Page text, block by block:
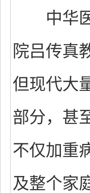
中华医
院吕传真
但现代大
部分，甚
不仅加重
及整个家